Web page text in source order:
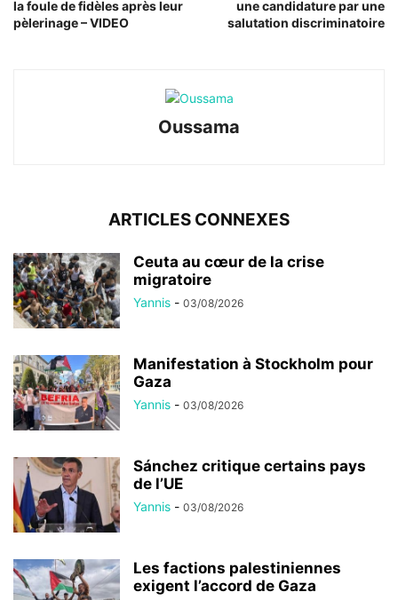
la foule de fidèles après leur
pèlerinage – VIDEO
une candidature par une
salutation discriminatoire
Oussama
ARTICLES CONNEXES
Ceuta au cœur de la crise
migratoire
Yannis - 03/08/2026
Manifestation à Stockholm pour
Gaza
Yannis - 03/08/2026
Sánchez critique certains pays
de l’UE
Yannis - 03/08/2026
Les factions palestiniennes
exigent l’accord de Gaza